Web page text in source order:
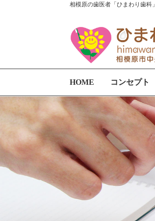
相模原の歯医者「ひまわり歯科」
HOME コンセプト